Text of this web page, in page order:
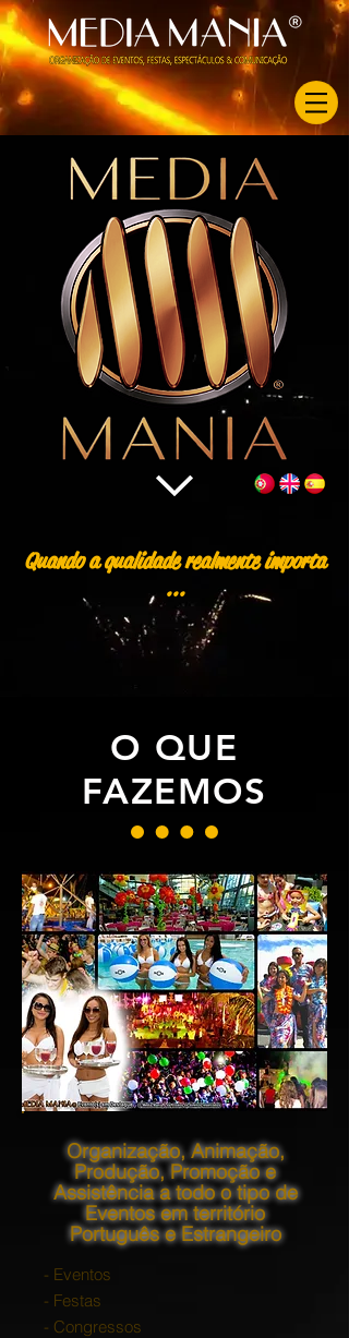
Quando a qualidade realmente importa
...
O QUE
FAZEMOS
Organização, Animação,
Produção, Promoção e
Assistência a todo o tipo de
Eventos em território
Português e Estrangeiro
- Eventos
- Festas
- Congressos